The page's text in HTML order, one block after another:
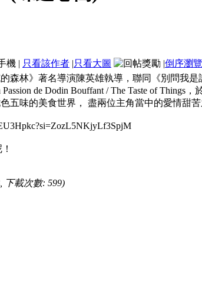
機 | 只看該作者 |只看大圖 |倒序瀏覽
森林》著名導演陳英雄執導，聯同《別問我
Passion de Dodin Bouffant / The Taste of
五味的美食世界， 盡兩位主角當中的愛情甜
下載次數: 599)